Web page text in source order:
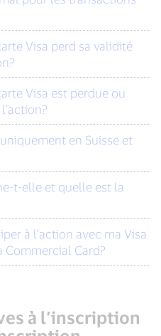
Commercial Card?
à l’inscription